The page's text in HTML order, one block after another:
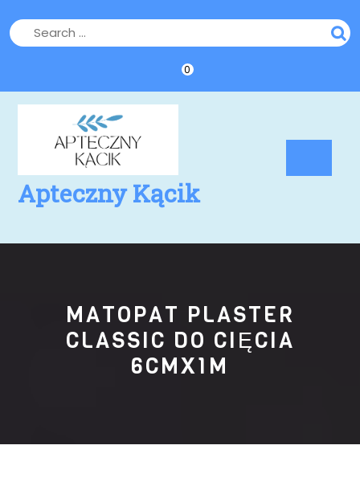
to
content
0
Apteczny Kącik
MATOPAT PLASTER
CLASSIC DO CIĘCIA
6CMX1M